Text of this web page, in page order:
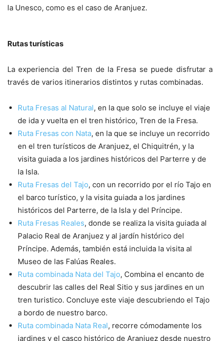
la Unesco, como es el caso de Aranjuez.
Rutas turísticas
La experiencia del Tren de la Fresa se puede disfrutar a
través de varios itinerarios distintos y rutas combinadas.
Ruta Fresas al Natural, en la que solo se incluye el viaje
de ida y vuelta en el tren histórico, Tren de la Fresa.
Ruta Fresas con Nata, en la que se incluye un recorrido
en el tren turísticos de Aranjuez, el Chiquitrén, y la
visita guiada a los jardines históricos del Parterre y de
la Isla.
Ruta Fresas del Tajo, con un recorrido por el río Tajo en
el barco turístico, y la visita guiada a los jardines
históricos del Parterre, de la Isla y del Príncipe.
Ruta Fresas Reales, donde se realiza la visita guiada al
Palacio Real de Aranjuez y al jardín histórico del
Príncipe. Además, también está incluida la visita al
Museo de las Falúas Reales.
Ruta combinada Nata del Tajo, Combina el encanto de
descubrir las calles del Real Sitio y sus jardines en un
tren turistico. Concluye este viaje descubriendo el Tajo
a bordo de nuestro barco.
Ruta combinada Nata Real, recorre cómodamente los
jardines y el casco histórico de Aranjuez desde nuestro